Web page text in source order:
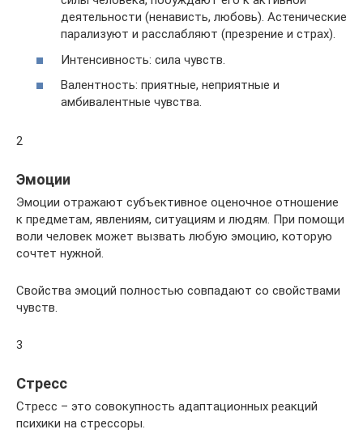
деятельности (ненависть, любовь). Астенические
парализуют и расслабляют (презрение и страх).
Интенсивность: сила чувств.
Валентность: приятные, неприятные и
амбивалентные чувства.
2
Эмоции
Эмоции отражают субъективное оценочное отношение
к предметам, явлениям, ситуациям и людям. При помощи
воли человек может вызвать любую эмоцию, которую
сочтет нужной.
Свойства эмоций полностью совпадают со свойствами
чувств.
3
Стресс
Стресс – это совокупность адаптационных реакций
психики на стрессоры.